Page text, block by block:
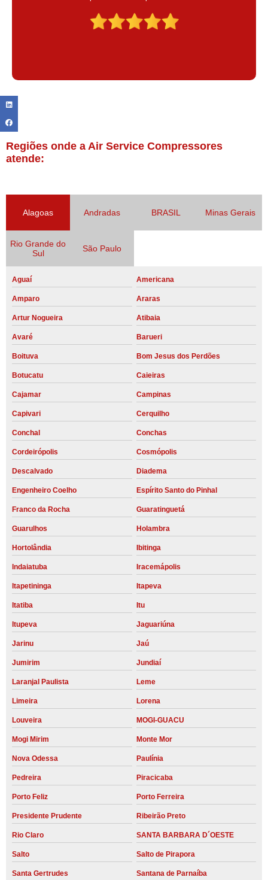
Claudinei excelente profissional!
Regiões onde a Air Service Compressores
atende:
Alagoas Andradas BRASIL Minas Gerais
Rio Grande do
Sul
São Paulo
Aguaí Americana
Amparo Araras
Artur Nogueira Atibaia
Avaré Barueri
Boituva Bom Jesus dos Perdões
Botucatu Caieiras
Cajamar Campinas
Capivari Cerquilho
Conchal Conchas
Cordeirópolis Cosmópolis
Descalvado Diadema
Engenheiro Coelho Espírito Santo do Pinhal
Franco da Rocha Guaratinguetá
Guarulhos Holambra
Hortolândia Ibitinga
Indaiatuba Iracemápolis
Itapetininga Itapeva
Itatiba Itu
Itupeva Jaguariúna
Jarinu Jaú
Jumirim Jundiaí
Laranjal Paulista Leme
Limeira Lorena
Louveira MOGI-GUACU
Mogi Mirim Monte Mor
Nova Odessa Paulínia
Pedreira Piracicaba
Porto Feliz Porto Ferreira
Presidente Prudente Ribeirão Preto
Rio Claro SANTA BARBARA D´OESTE
Salto Salto de Pirapora
Santa Gertrudes Santana de Parnaíba